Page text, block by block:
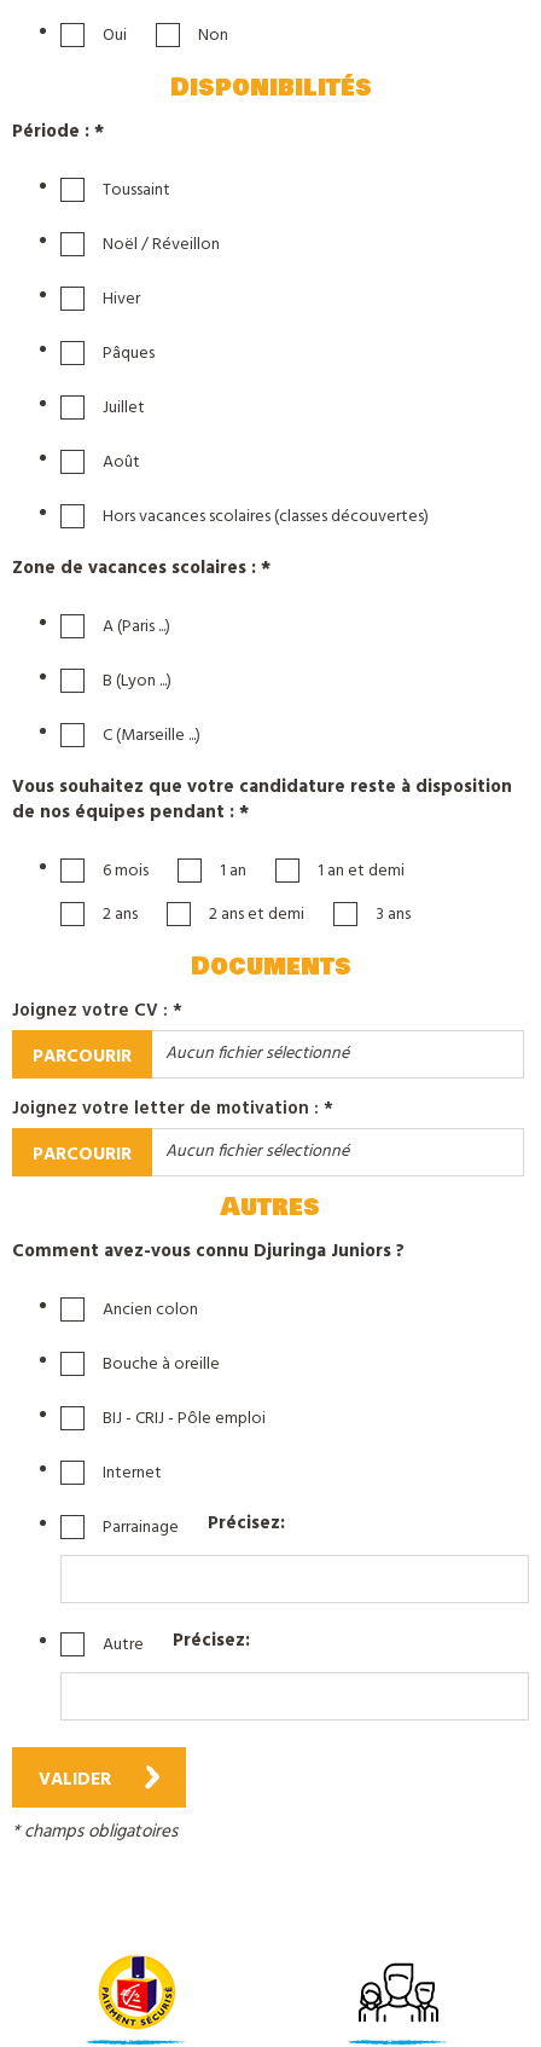
Oui Non
Disponibilités
Période : *
Toussaint
Noël / Réveillon
Hiver
Pâques
Juillet
Août
Hors vacances scolaires (classes découvertes)
Zone de vacances scolaires : *
A (Paris ...)
B (Lyon ...)
C (Marseille ...)
Vous souhaitez que votre candidature reste à disposition
de nos équipes pendant : *
6 mois 1 an
1 an et demi
2 ans
2 ans et demi 3 ans
Documents
Joignez votre CV : *
PARCOURIR
Joignez votre letter de motivation : *
PARCOURIR
Autres
Comment avez-vous connu Djuringa Juniors ?
Ancien colon
Bouche à oreille
BIJ - CRIJ - Pôle emploi
Internet
Parrainage
Précisez:
Autre Précisez:
VALIDER
* champs obligatoires